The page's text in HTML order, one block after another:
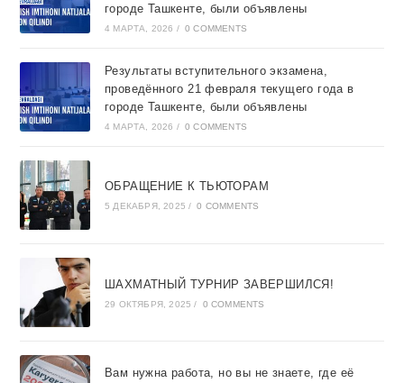
городе Ташкентe, были объявлены
4 МАРТА, 2026 / 0 COMMENTS
Результаты вступительного экзамена,
проведённого 21 февраля текущего года в
городе Ташкентe, были объявлены
4 МАРТА, 2026 / 0 COMMENTS
ОБРАЩЕНИЕ К ТЬЮТОРАМ
5 ДЕКАБРЯ, 2025 / 0 COMMENTS
ШАХМАТНЫЙ ТУРНИР ЗАВЕРШИЛСЯ!
29 ОКТЯБРЯ, 2025 / 0 COMMENTS
Вам нужна работа, но вы не знаете, где её